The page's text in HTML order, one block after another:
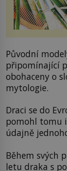
Původní
připomínající
obohaceny o
mytologie.
Draci se do
pomohl tomu
údajně
Během svých
letu draka s